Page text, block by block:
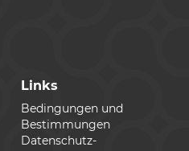
Links
Bedingungen und
Bestimmungen
Datenschutz-